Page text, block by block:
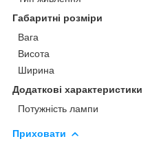
Габаритні розміри
Вага
Висота
Ширина
Додаткові характеристики
Потужність лампи
Приховати